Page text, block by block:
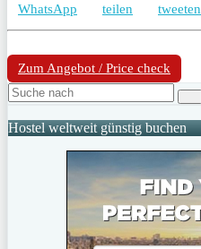
WhatsApp
teilen tweeten
Zum Angebot / Price check
Hostel weltweit günstig buchen